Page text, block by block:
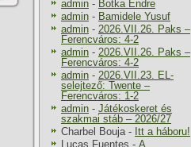
admin - Botka Endre
admin - Bamidele Yusuf
admin - 2026.VII.26. Paks –
Ferencváros: 4-2
admin - 2026.VII.26. Paks –
Ferencváros: 4-2
admin - 2026.VII.23. EL-
selejtező: Twente –
Ferencváros: 1-2
admin - Játékoskeret és
szakmai stáb – 2026/27
Charbel Bouja- Itt a háboru!
Lucas Fuentes - A